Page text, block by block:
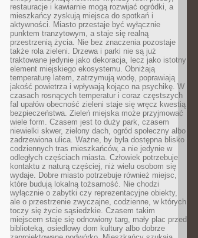
restauracje i kawiarnie mogą rozwijać ogródki, a
mieszkańcy zyskują miejsca do spotkań i
aktywności. Miasto przestaje być wyłącznie
punktem tranzytowym, a staje się realną
przestrzenią życia. Nie bez znaczenia pozostaje
także rola zieleni. Drzewa i parki nie są już
traktowane jedynie jako dekoracja, lecz jako istotny
element miejskiego ekosystemu. Obniżają
temperaturę latem, zatrzymują wodę, poprawiają
jakość powietrza i wpływają kojąco na psychikę. W
czasach rosnących temperatur i coraz częstszych
fal upałów obecność zieleni staje się wręcz kwestią
bezpieczeństwa. Zieleń miejska może przyjmować
wiele form. Czasem jest to duży park, czasem
niewielki skwer, zielony dach, ogród społeczny albo
zadrzewiona ulica. Ważne, by była dostępna blisko
codziennych tras mieszkańców, a nie jedynie w
odległych częściach miasta. Człowiek potrzebuje
kontaktu z naturą częściej, niż wielu osobom się
wydaje. Dobre miasto potrzebuje również miejsc,
które budują lokalną tożsamość. Nie chodzi
wyłącznie o zabytki czy reprezentacyjne obiekty,
ale o przestrzenie zwyczajne, codzienne, w których
toczy się życie sąsiedzkie. Czasem takim
miejscem staje się odnowiony targ, mały plac przed
biblioteką, osiedlowy dom kultury albo dobrze